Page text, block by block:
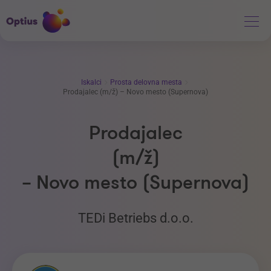
Iskalci
Prosta delovna mesta
Prodajalec (m/ž) – Novo mesto (Supernova)
Prodajalec
(m/ž)
– Novo mesto (Supernova)
TEDi Betriebs d.o.o.